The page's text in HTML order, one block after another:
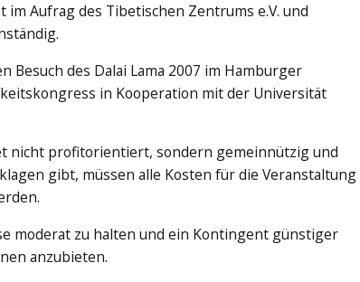
Aufrag des Tibetischen Zentrums e.V. und
des Dalai Lama 2007 im Hamburger
in Kooperation mit der Universität
nicht profitorientiert, sondern gemeinnützig und
gibt, müssen alle Kosten für die Veranstaltung
moderat zu halten und ein Kontingent günstiger
anzubieten.